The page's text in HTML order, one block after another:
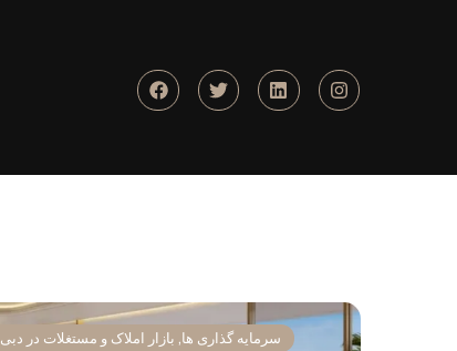
سرمایه گذاری ها, بازار املاک و مستغلات در دبی